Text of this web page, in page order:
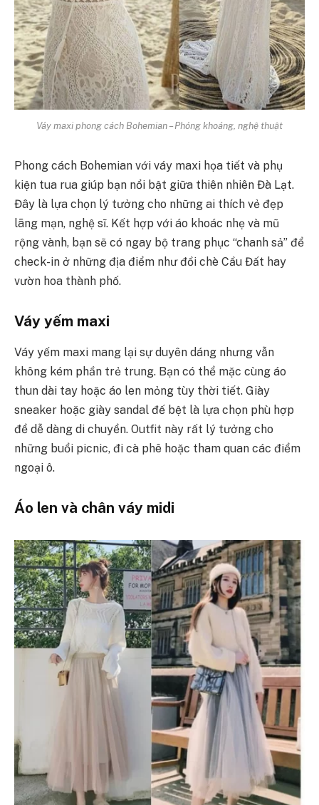
Váy maxi phong cách Bohemian – Phóng khoáng, nghệ thuật
Phong cách Bohemian với váy maxi họa tiết và phụ
kiện tua rua giúp bạn nổi bật giữa thiên nhiên Đà Lạt.
Đây là lựa chọn lý tưởng cho những ai thích vẻ đẹp
lãng mạn, nghệ sĩ. Kết hợp với áo khoác nhẹ và mũ
rộng vành, bạn sẽ có ngay bộ trang phục “chanh sả” để
check-in ở những địa điểm như đồi chè Cầu Đất hay
vườn hoa thành phố.
Váy yếm maxi
Váy yếm maxi mang lại sự duyên dáng nhưng vẫn
không kém phần trẻ trung. Bạn có thể mặc cùng áo
thun dài tay hoặc áo len mỏng tùy thời tiết. Giày
sneaker hoặc giày sandal đế bệt là lựa chọn phù hợp
để dễ dàng di chuyển. Outfit này rất lý tưởng cho
những buổi picnic, đi cà phê hoặc tham quan các điểm
ngoại ô.
Áo len và chân váy midi